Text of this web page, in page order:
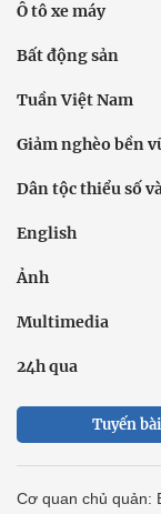
Ô tô xe máy
Bất động sản
Tuần Việt Nam
Giảm nghèo bền
Dân tộc thiểu số
English
Ảnh
Multimedia
24h qua
Tuyến bài
Cơ quan chủ quản: